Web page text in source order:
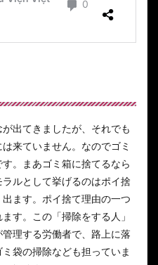
出てきましたが、それでも
来ていません。なのでゴミ
。まあゴミ箱に捨てるなら
ルとして挙げるのはポイ捨
ます。ポイ捨て理由の一つ
す。この「掃除をする人」
理する労働者で、路上に落
袋の掃除なども担っていま